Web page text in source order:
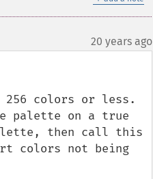
20 years ago
256 colors or less.
palette on a true
then call this
colors not being